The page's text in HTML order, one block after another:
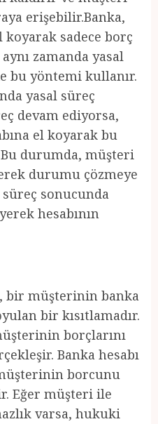
erişebilir.Banka,
sadece borç
zamanda yasal
bu yöntemi kullanır.
yasal süreç
devam ediyorsa,
el koyarak bu
durumda, müşteri
durumu çözmeye
sonucunda
hesabının
, bir müşterinin banka
bir kısıtlamadır.
borçlarını
Banka hesabı
borcunu
Eğer müşteri ile
varsa, hukuki